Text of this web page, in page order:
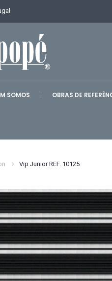
SOMOS OBRAS DE
Vip Junior REF. 10125